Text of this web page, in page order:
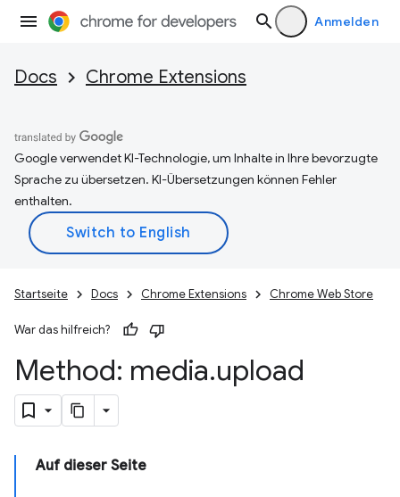
Anmelden
Docs Chrome Extensions
Google verwendet KI-Technologie, um Inhalte in Ihre bevorzugte
Sprache zu übersetzen. KI-Übersetzungen können Fehler
enthalten.
Startseite Docs Chrome Extensions Chrome Web Store
War das hilfreich?
Method: media.upload
Auf dieser Seite